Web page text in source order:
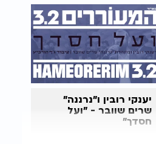
יענקי רובין ו"נרננה"
שרים שוובר - "ועל
חסדך"